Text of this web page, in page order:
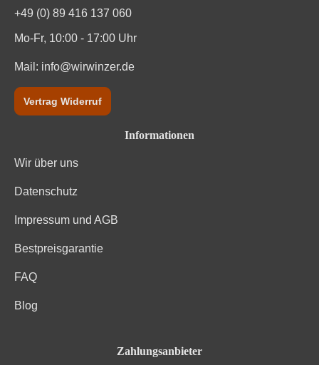
+49 (0) 89 416 137 060
Mo-Fr, 10:00 - 17:00 Uhr
Mail: info@wirwinzer.de
Vertrag Widerruf
Informationen
Wir über uns
Datenschutz
Impressum und AGB
Bestpreisgarantie
FAQ
Blog
Zahlungsanbieter